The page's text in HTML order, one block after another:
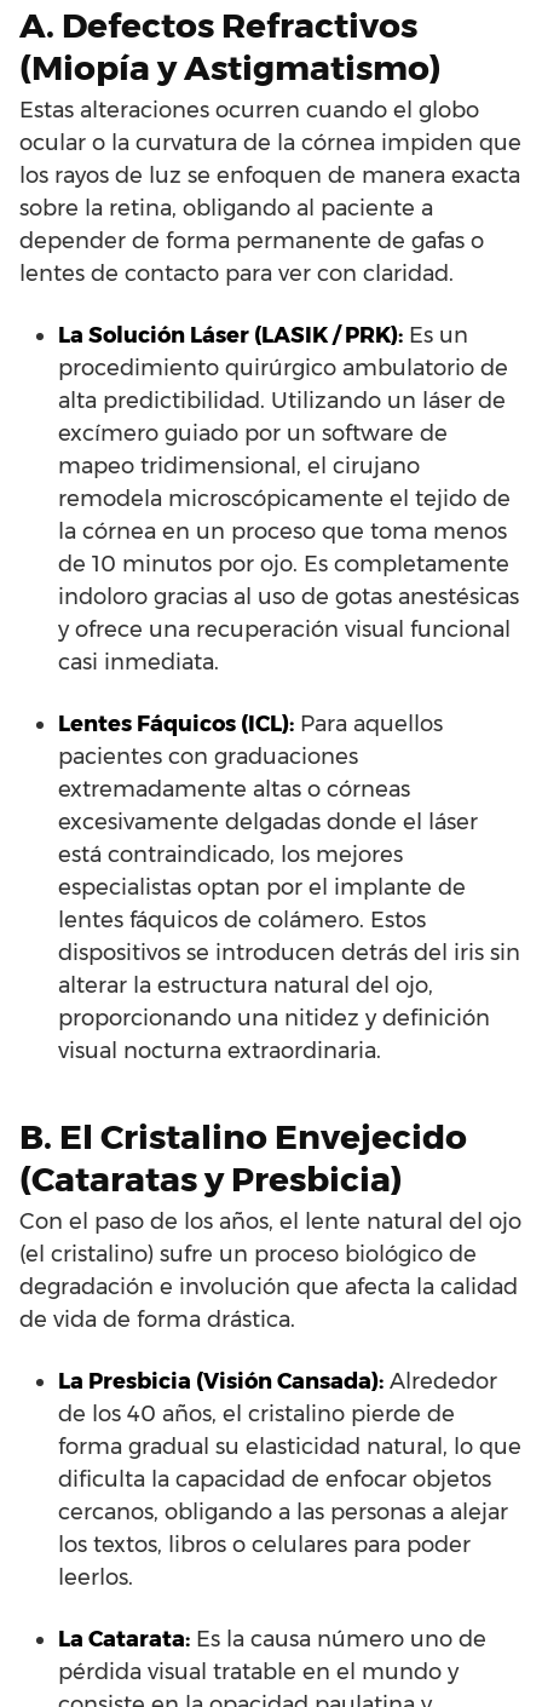
A. Defectos Refractivos
(Miopía y Astigmatismo)
Estas alteraciones ocurren cuando el globo
ocular o la curvatura de la córnea impiden que
los rayos de luz se enfoquen de manera exacta
sobre la retina, obligando al paciente a
depender de forma permanente de gafas o
lentes de contacto para ver con claridad.
La Solución Láser (LASIK / PRK): Es un
procedimiento quirúrgico ambulatorio de
alta predictibilidad. Utilizando un láser de
excímero guiado por un software de
mapeo tridimensional, el cirujano
remodela microscópicamente el tejido de
la córnea en un proceso que toma menos
de 10 minutos por ojo. Es completamente
indoloro gracias al uso de gotas anestésicas
y ofrece una recuperación visual funcional
casi inmediata.
Lentes Fáquicos (ICL): Para aquellos
pacientes con graduaciones
extremadamente altas o córneas
excesivamente delgadas donde el láser
está contraindicado, los mejores
especialistas optan por el implante de
lentes fáquicos de colámero. Estos
dispositivos se introducen detrás del iris sin
alterar la estructura natural del ojo,
proporcionando una nitidez y definición
visual nocturna extraordinaria.
B. El Cristalino Envejecido
(Cataratas y Presbicia)
Con el paso de los años, el lente natural del ojo
(el cristalino) sufre un proceso biológico de
degradación e involución que afecta la calidad
de vida de forma drástica.
La Presbicia (Visión Cansada): Alrededor
de los 40 años, el cristalino pierde de
forma gradual su elasticidad natural, lo que
dificulta la capacidad de enfocar objetos
cercanos, obligando a las personas a alejar
los textos, libros o celulares para poder
leerlos.
La Catarata: Es la causa número uno de
pérdida visual tratable en el mundo y